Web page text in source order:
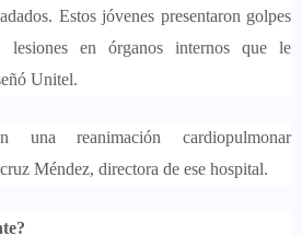
Estos jóvenes presentaron golpes
en órganos internos que le
Unitel.
una reanimación cardiopulmonar
Méndez, directora de ese hospital.